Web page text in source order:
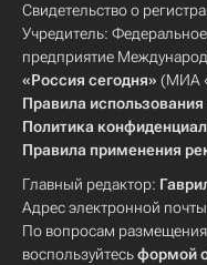
Свидетельство о
Учредитель:
предприятие
«Россия сегодня» (МИА
Правила
Политика
Правила применения
Главный редактор:
Адрес электронной
По вопросам
воспользуйтесьформой